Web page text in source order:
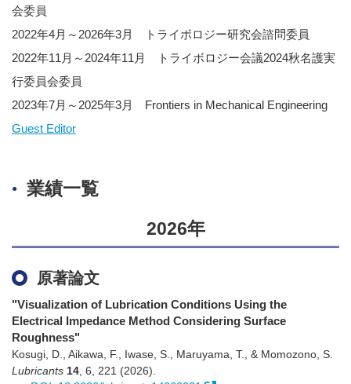
会委員
2022年4月～2026年3月 トライボロジー研究会諮問委員
2022年11月～2024年11月 トライボロジー会議2024秋名護実
行委員会委員
2023年7月～2025年3月 Frontiers in Mechanical Engineering
Guest Editor
業績一覧
2026年
原著論文
"Visualization of Lubrication Conditions Using the
Electrical Impedance Method Considering Surface
Roughness"
Kosugi, D., Aikawa, F., Iwase, S., Maruyama, T., & Momozono, S.
Lubricants 14 6 221 (2026)